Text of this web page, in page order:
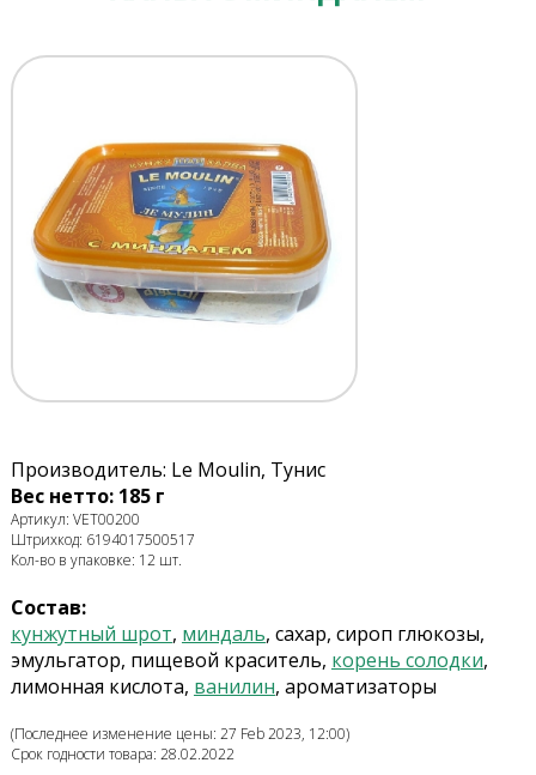
Производитель: Le Moulin, Тунис
Вес нетто: 185 г
Артикул: VET00200
Штрихкод: 6194017500517
Кол-во в упаковке: 12 шт.
Состав:
кунжутный шрот, миндаль, сахар, сироп глюкозы,
эмульгатор, пищевой краситель, корень солодки,
лимонная кислота, ванилин, ароматизаторы
(Последнее изменение цены: 27 Feb 2023, 12:00)
Срок годности товара: 28.02.2022